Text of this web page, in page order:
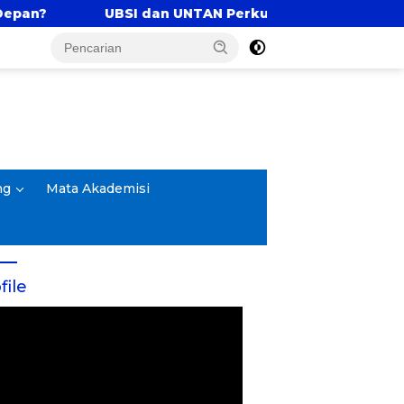
dan UNTAN Perkuat Tri Dharma Lewat Kolaborasi
Mata Akademisi